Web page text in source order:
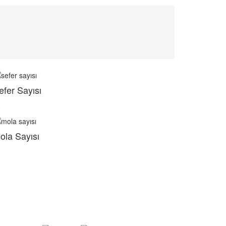
Sayısı
Sayısı